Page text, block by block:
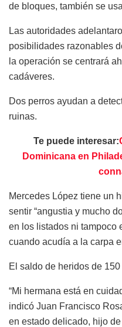
de bloques, también se
Las autoridades
posibilidades razonables
la operación se centrará
cadáveres.
Dos perros ayudan a
ruinas.
Te puede interesar:
Dominicana en
Mercedes López tiene un
sentir “angustia y mucho
en los listados ni tampoco
cuando acudía a la carpa
El saldo de heridos de
“Mi hermana está en
indicó Juan Francisco
en estado delicado, hijo